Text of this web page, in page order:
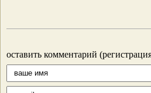
оставить комментарий